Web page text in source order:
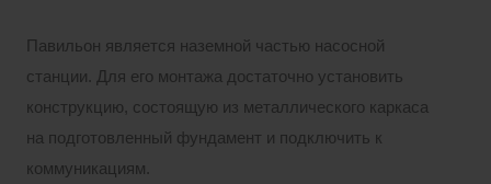
Павильон является наземной частью насосной
станции. Для его монтажа достаточно установить
конструкцию, состоящую из металлического каркаса
на подготовленный фундамент и подключить к
коммуникациям.